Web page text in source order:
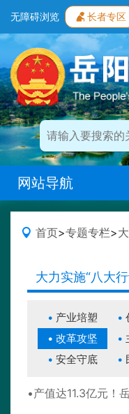
无障碍浏览 长者专区
网站导航
首页>专题专栏>
大力实施“八大
产业培塑
改革攻坚
安全守底
产值达11.3亿元！